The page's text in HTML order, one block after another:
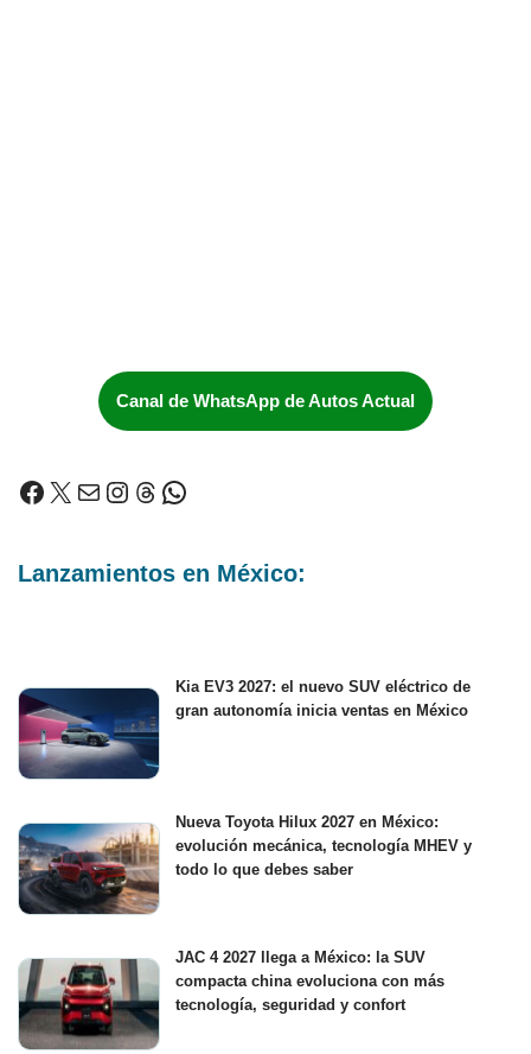
Canal de WhatsApp de Autos Actual
Lanzamientos en México:
Kia EV3 2027: el nuevo SUV eléctrico de
gran autonomía inicia ventas en México
Nueva Toyota Hilux 2027 en México:
evolución mecánica, tecnología MHEV y
todo lo que debes saber
JAC 4 2027 llega a México: la SUV
compacta china evoluciona con más
tecnología, seguridad y confort